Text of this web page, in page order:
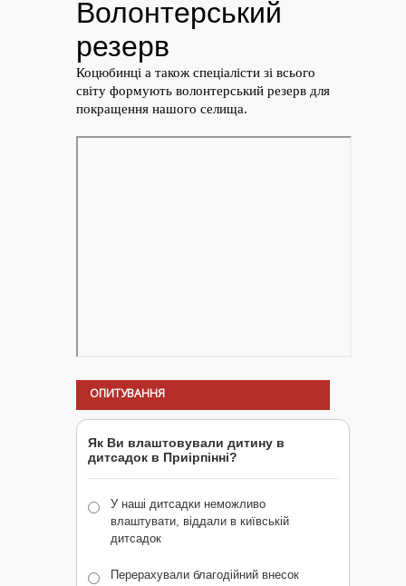
ОПИТУВАННЯ
Як Ви влаштовували дитину в
дитсадок в Приірпінні?
У наші дитсадки неможливо
влаштувати, віддали в київській
дитсадок
Перерахували благодійний внесок